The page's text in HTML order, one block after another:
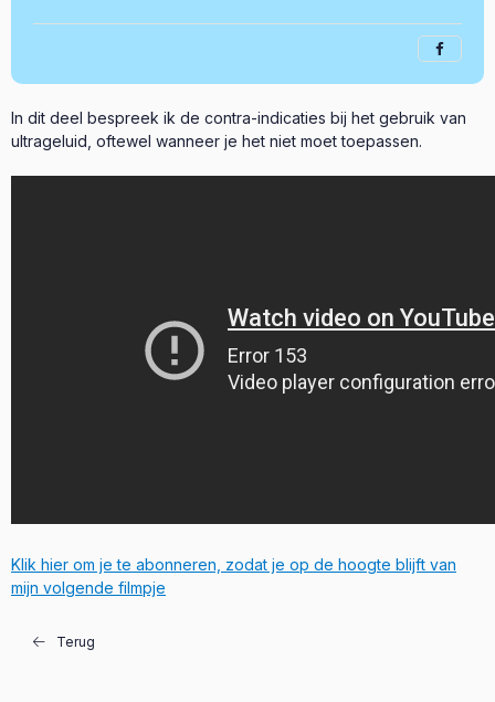
In dit deel bespreek ik de contra-indicaties bij het gebruik van
ultrageluid, oftewel wanneer je het niet moet toepassen.
Klik hier om je te abonneren, zodat je op de hoogte blijft van
mijn volgende filmpje
Terug